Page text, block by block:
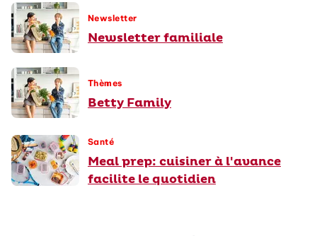
Newsletter
Newsletter familiale
Thèmes
Betty Family
Santé
Meal prep: cuisiner à l'avance
facilite le quotidien